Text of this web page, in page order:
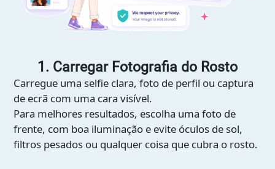
1. Carregar Fotografia do Rosto
Carregue uma selfie clara, foto de perfil ou captura
de ecrã com uma cara visível.
Para melhores resultados, escolha uma foto de
frente, com boa iluminação e evite óculos de sol,
filtros pesados ou qualquer coisa que cubra o rosto.